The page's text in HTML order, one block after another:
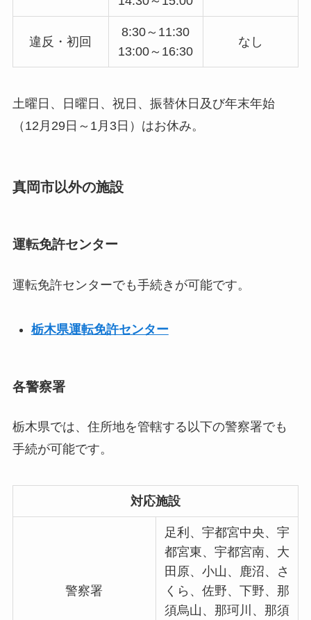
違反・初回
8:30～11:30
13:00～16:30
なし
土曜日、日曜日、祝日、振替休日及び年末年始
（12月29日～1月3日）はお休み。
真岡市以外の施設
運転免許センター
運転免許センターでも手続きが可能です。
栃木県運転免許センター
各警察署
栃木県では、住所地を管轄する以下の警察署でも
手続が可能です。
対応施設
警察署
足利、宇都宮中央、宇
都宮東、宇都宮南、大
田原、小山、鹿沼、さ
くら、佐野、下野、那
須烏山、那珂川、那須